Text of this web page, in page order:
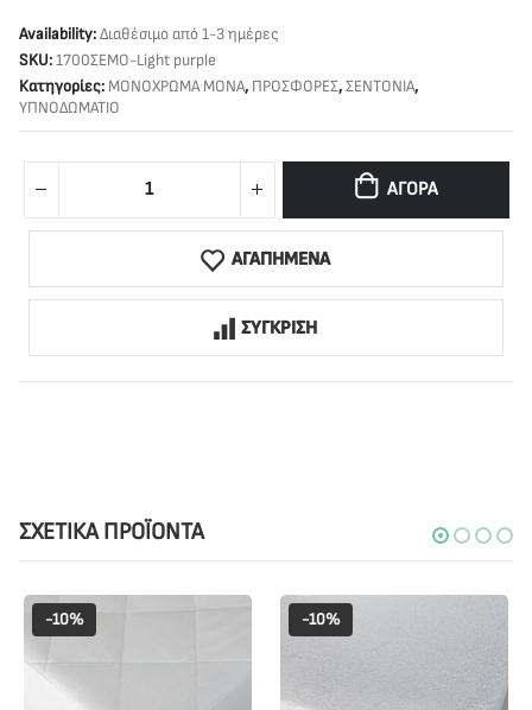
Availability:Διαθέσιμο από 1-3 ημέρες
SKU:1700ΣΕΜΟ-Light purple
Κατηγορίες: ΜΟΝΟΧΡΩΜΑ ΜΟΝΑ, ΠΡΟΣΦΟΡΕΣ,ΣΕΝΤΟΝΙΑ,
ΥΠΝΟΔΩΜΑΤΙΟ
ΑΓΟΡΆ
ΑΓΑΠΗΜΕΝΑ
ΣΥΓΚΡΙΣΗ
ΣΧΕΤΙΚΆ ΠΡΟΪΌΝΤΑ
-10% -10%